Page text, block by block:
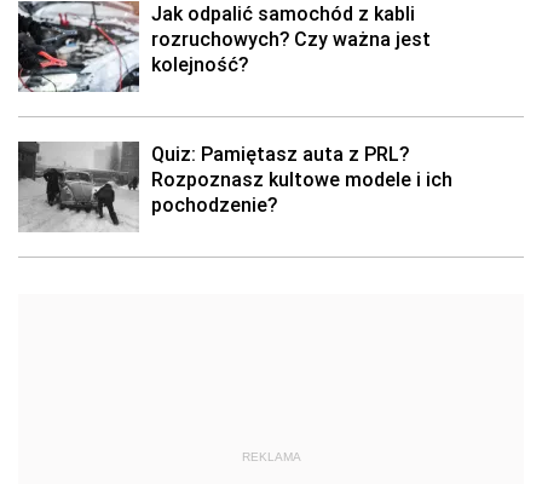
Jak odpalić samochód z kabli
rozruchowych? Czy ważna jest
kolejność?
Quiz: Pamiętasz auta z PRL?
Rozpoznasz kultowe modele i ich
pochodzenie?
REKLAMA